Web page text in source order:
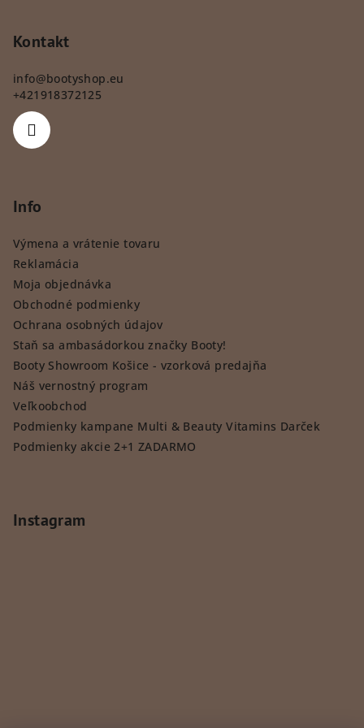
Kontakt
info@bootyshop.eu
+421918372125
Info
Výmena a vrátenie tovaru
Reklamácia
Moja objednávka
Obchodné podmienky
Ochrana osobných údajov
Staň sa ambasádorkou značky Booty!
Booty Showroom Košice - vzorková predajňa
Náš vernostný program
Veľkoobchod
Podmienky kampane Multi & Beauty Vitamins Darček
Podmienky akcie 2+1 ZADARMO
Instagram